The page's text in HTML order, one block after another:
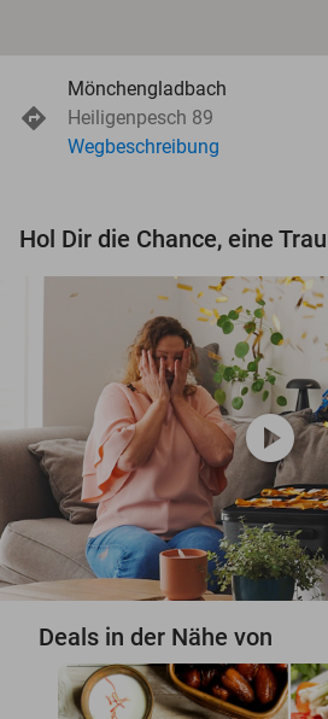
Mönchengladbach
Heiligenpesch 89
Wegbeschreibung
play_circle
Deals in der Nähe von